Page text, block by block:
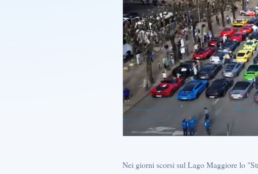
Nei giorni scorsi sul Lago Maggiore lo